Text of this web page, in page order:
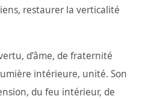
restaurer la verticalité
d’âme, de fraternité
intérieure, unité. Son
du feu intérieur, de